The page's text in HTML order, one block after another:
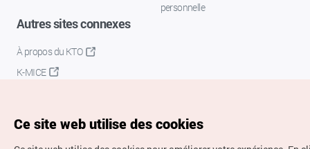
personnelle
Autres sites connexes
À propos du KTO
K-MICE
Ce site web utilise des cookies